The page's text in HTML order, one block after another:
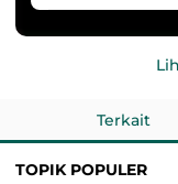
Terkait
TOPIK POPULER